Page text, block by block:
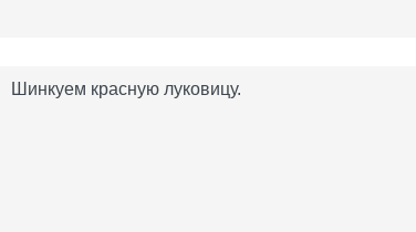
Шинкуем красную луковицу.